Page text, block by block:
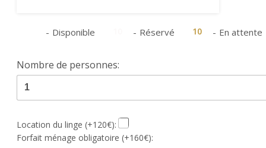
- Disponible - Réservé 10 - En attente
Nombre de personnes:
Location du linge (+120€):
Forfait ménage obligatoire (+160€):